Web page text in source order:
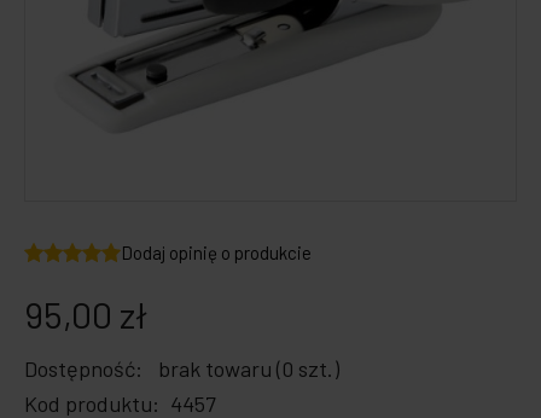
Dodaj opinię o produkcie
95,00 zł
Dostępność:
brak towaru (0 szt.)
Kod produktu: 4457
Zabawki dla psa
Breloczki, zawieszki, magnesy
Japońska papeteria
Notatniki i notesy